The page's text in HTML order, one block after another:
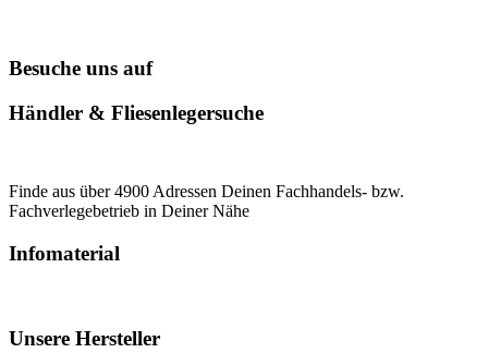
Besuche uns auf
Händler & Fliesenlegersuche
Finde aus über 4900 Adressen Deinen Fachhandels- bzw.
Fachverlegebetrieb in Deiner Nähe
Infomaterial
Unsere Hersteller